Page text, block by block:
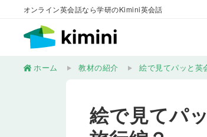
オンライン英会話なら学研のKimini英会話
ホーム 教材の紹介 絵で見てパッと英
絵で見てパ